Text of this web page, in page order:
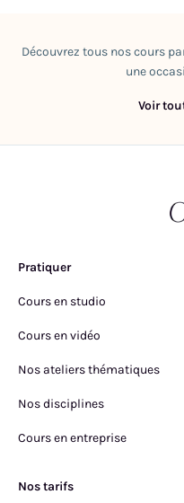
yoga is based on a deep
intellectual experience,
puzzle called life. The
deeper understanding of
we can
Découvrez tous nos cours
une
Voir
Pratiquer
Cours en studio
Cours en vidéo
Nos ateliers thématiques
Nos disciplines
Cours en entreprise
Nos tarifs